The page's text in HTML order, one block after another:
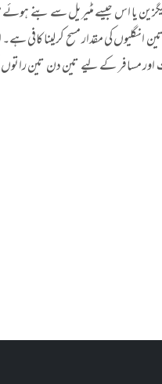
یا اس جیسے مٹیریل سے بنے
انگلیوں کی مقدار مسح کرلینا کافی
مسافر کے لیے تین دن تین